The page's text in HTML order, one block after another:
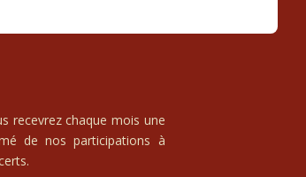
recevrez chaque mois une
de nos participations à